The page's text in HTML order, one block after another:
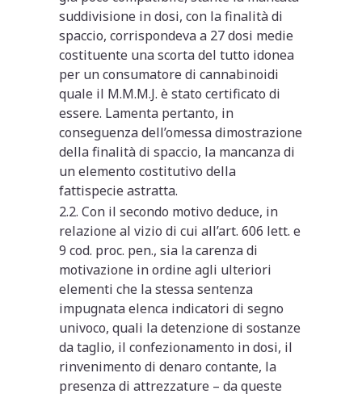
suddivisione in dosi, con la finalità di
spaccio, corrispondeva a 27 dosi medie
costituente una scorta del tutto idonea
per un consumatore di cannabinoidi
quale il M.M.M.J. è stato certificato di
essere. Lamenta pertanto, in
conseguenza dell’omessa dimostrazione
della finalità di spaccio, la mancanza di
un elemento costitutivo della
fattispecie astratta.
2.2. Con il secondo motivo deduce, in
relazione al vizio di cui all’art. 606 lett. e
9 cod. proc. pen., sia la carenza di
motivazione in ordine agli ulteriori
elementi che la stessa sentenza
impugnata elenca indicatori di segno
univoco, quali la detenzione di sostanze
da taglio, il confezionamento in dosi, il
rinvenimento di denaro contante, la
presenza di attrezzature – da queste